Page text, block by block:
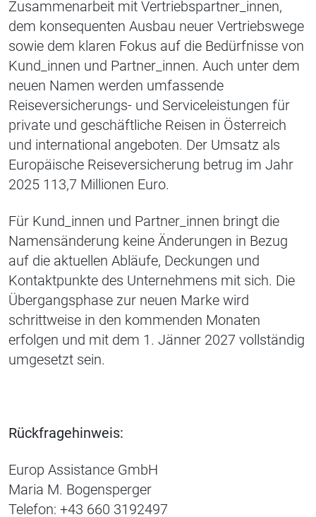
Zusammenarbeit mit Vertriebspartner_innen,
dem konsequenten Ausbau neuer Vertriebswege
sowie dem klaren Fokus auf die Bedürfnisse von
Kund_innen und Partner_innen. Auch unter dem
neuen Namen werden umfassende
Reiseversicherungs- und Serviceleistungen für
private und geschäftliche Reisen in Österreich
und international angeboten. Der Umsatz als
Europäische Reiseversicherung betrug im Jahr
2025 113,7 Millionen Euro.
Für Kund_innen und Partner_innen bringt die
Namensänderung keine Änderungen in Bezug
auf die aktuellen Abläufe, Deckungen und
Kontaktpunkte des Unternehmens mit sich. Die
Übergangsphase zur neuen Marke wird
schrittweise in den kommenden Monaten
erfolgen und mit dem 1. Jänner 2027 vollständig
umgesetzt sein.
Rückfragehinweis:
Europ Assistance GmbH
Maria M. Bogensperger
Telefon: +43 660 3192497